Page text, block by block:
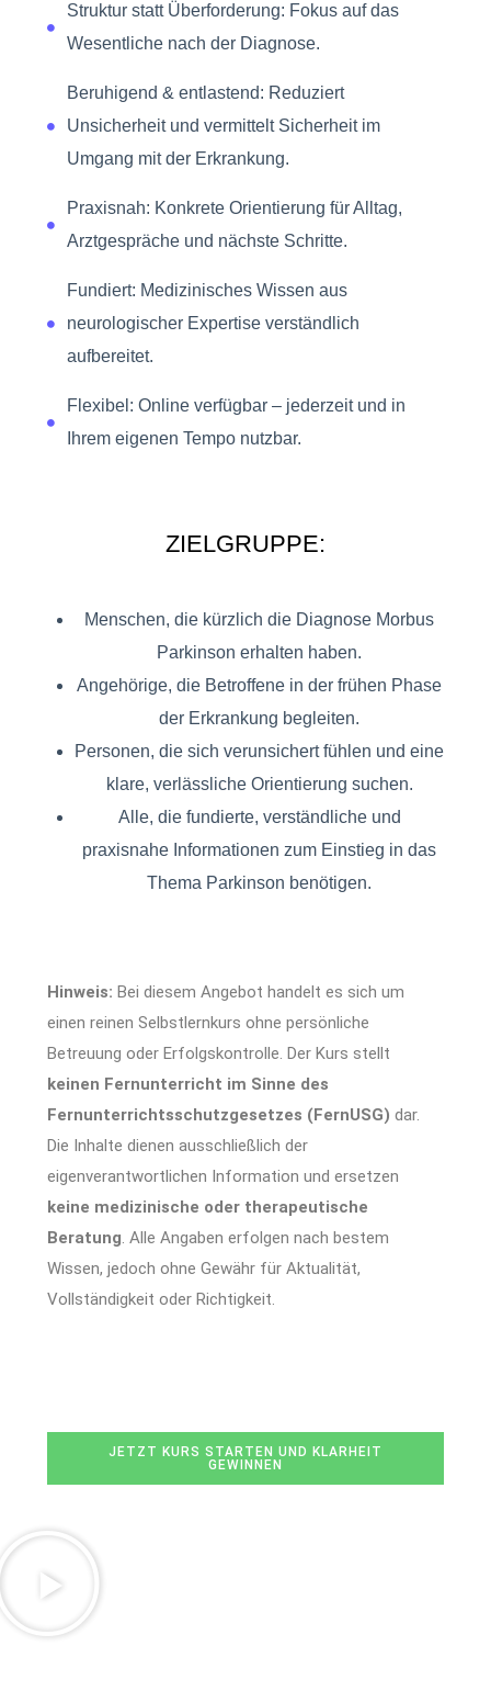
Struktur statt Überforderung: Fokus auf das
Wesentliche nach der Diagnose.
Beruhigend & entlastend: Reduziert
Unsicherheit und vermittelt Sicherheit im
Umgang mit der Erkrankung.
Praxisnah: Konkrete Orientierung für Alltag,
Arztgespräche und nächste Schritte.
Fundiert: Medizinisches Wissen aus
neurologischer Expertise verständlich
aufbereitet.
Flexibel: Online verfügbar – jederzeit und in
Ihrem eigenen Tempo nutzbar.
ZIELGRUPPE:
Menschen, die kürzlich die Diagnose Morbus
Parkinson erhalten haben.
Angehörige, die Betroffene in der frühen Phase
der Erkrankung begleiten.
Personen, die sich verunsichert fühlen und eine
klare, verlässliche Orientierung suchen.
Alle, die fundierte, verständliche und
praxisnahe Informationen zum Einstieg in das
Thema Parkinson benötigen.
Hinweis: Bei diesem Angebot handelt es sich um
einen reinen Selbstlernkurs ohne persönliche
Betreuung oder Erfolgskontrolle. Der Kurs stellt
keinen Fernunterricht im Sinne des
Fernunterrichtsschutzgesetzes (FernUSG) dar.
Die Inhalte dienen ausschließlich der
eigenverantwortlichen Information und ersetzen
keine medizinische oder therapeutische
Beratung. Alle Angaben erfolgen nach bestem
Wissen, jedoch ohne Gewähr für Aktualität,
Vollständigkeit oder Richtigkeit.
JETZT KURS STARTEN UND KLARHEIT
GEWINNEN